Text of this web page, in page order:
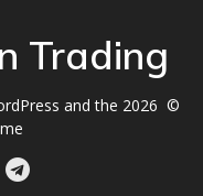
Trading
© 2026 Arman Shaban Trading. Built using WordPress and the